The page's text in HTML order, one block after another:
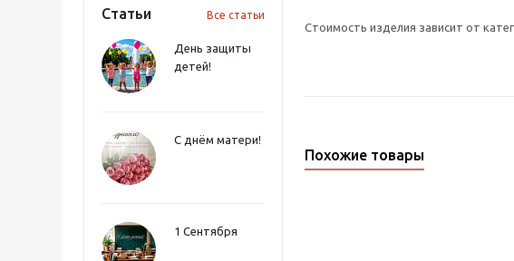
Статьи Все статьи
День защиты
детей!
С днём матери!
1 Сентября
Стоимость изделия зависит от
Похожие товары